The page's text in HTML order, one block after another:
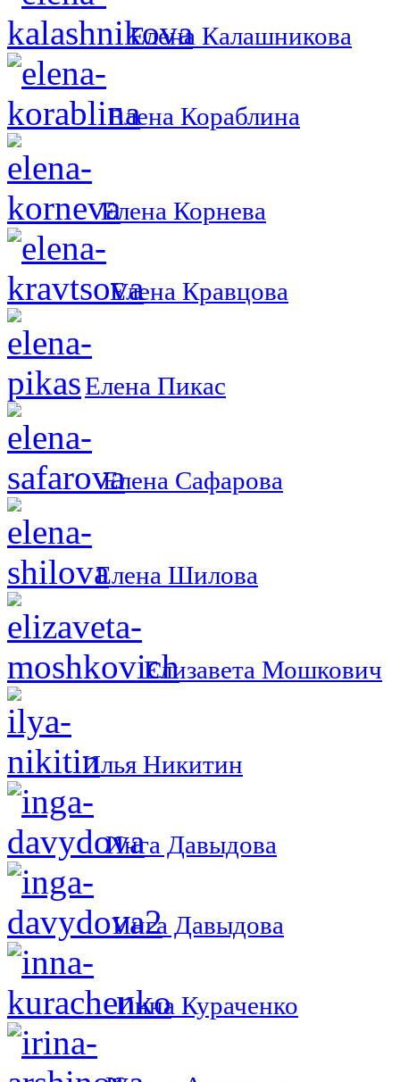
Елена Калашникова
Елена Кораблина
Елена Корнева
Елена Кравцова
Елена Пикас
Елена Сафарова
Елена Шилова
Елизавета Мошкович
Илья Никитин
Инга Давыдова
Инга Давыдова
Инна Кураченко